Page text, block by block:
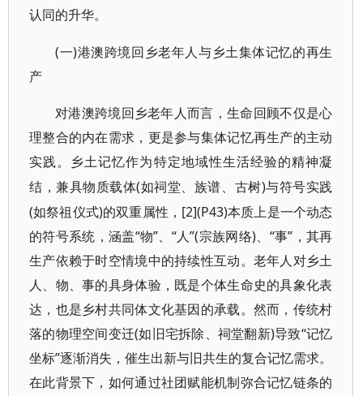
认同的升华。
(一)港澳跨境回乡老年人与乡土集体记忆的再生
产
对港澳跨境回乡老年人而言，生命回顾不仅是心
理整合的内在需求，更是参与集体记忆再生产的主动
实践。乡土记忆作为特定地域性生活经验的精神凝
结，兼具物质载体(如祠堂、族谱、古树)与符号实践
(如祭祖仪式)的双重属性，[2](P43)本质上是一个动态
的符号系统，涵盖“物”、“人”(宗族网络)、“事”，其再
生产依赖于时空情境中的持续性互动。老年人对乡土
人、物、事的具身体验，既是个体生命史的具象化表
达，也是乡村共同体文化基因的承载。然而，传统村
落的物理空间变迁(如旧宅拆除、祠堂翻新)导致“记忆
坐标”逐渐消失，催生出新与旧共生的复合记忆需求。
在此背景下，如何通过社团赋能机制弥合记忆链条的